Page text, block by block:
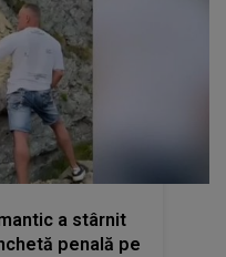
a stârnit
penală pe